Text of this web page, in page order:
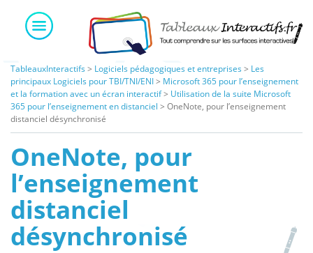
content
TableauxInteractifs > Logiciels pédagogiques et entreprises > Les
principaux Logiciels pour TBI/TNI/ENI> Microsoft 365 pour l’enseignement
et la formation avec un écran interactif> Utilisation de la suite Microsoft
365 pour l’enseignement en distanciel > OneNote, pour l’enseignement
distanciel désynchronisé
OneNote, pour
l’enseignement
distanciel
désynchronisé